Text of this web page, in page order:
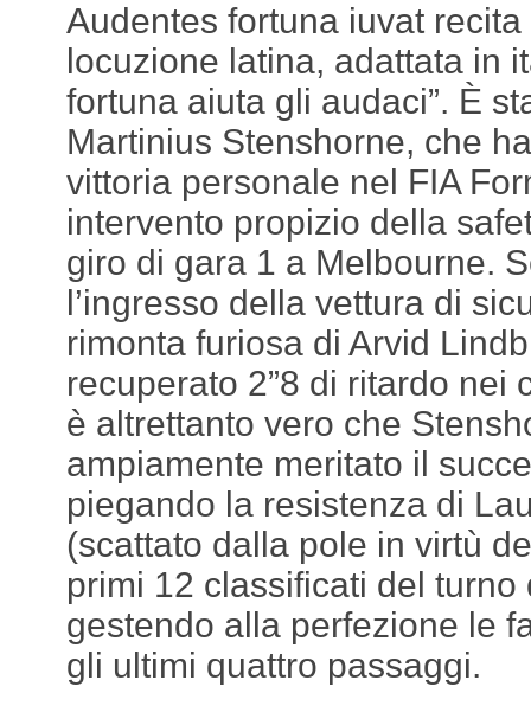
Audentes fortuna iuvat
locuzione latina, adattata in
fortuna aiuta gli audaci”. È
Martinius Stenshorne, che
vittoria personale nel FIA
intervento propizio della
giro di gara 1 a Melbourne.
l’ingresso della vettura di
rimonta furiosa di Arvid
recuperato 2”8 di ritardo nei
è altrettanto vero che
ampiamente meritato il
piegando la resistenza di
(scattato dalla pole in virtù
primi 12 classificati del
gestendo alla perfezione le
gli ultimi quattro passaggi.